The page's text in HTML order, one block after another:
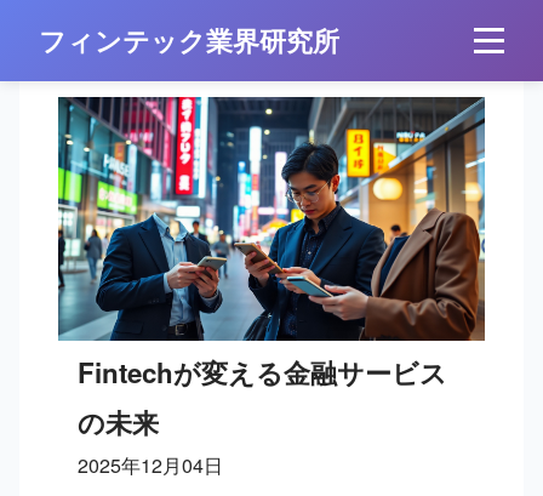
フィンテック業界研究所
Fintechが変える金融サービス
の未来
2025年12月04日